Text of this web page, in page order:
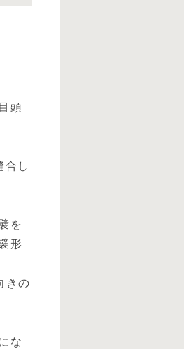
頭
合し
を
形
きの
な